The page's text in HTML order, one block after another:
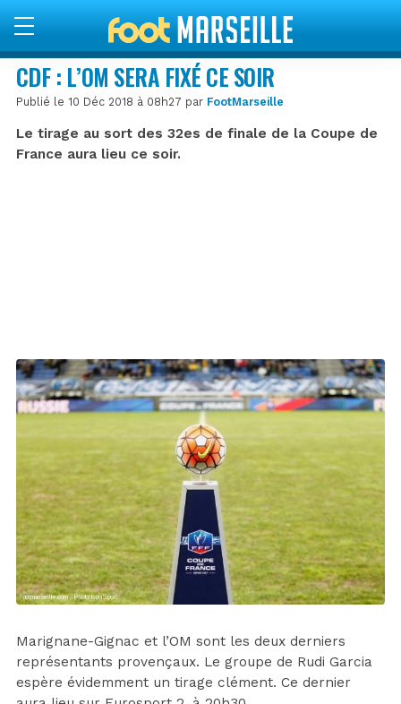
CDF : L’OM SERA FIXÉ CE SOIR
Publié le 10 Déc 2018 à 08h27 par FootMarseille
Le tirage au sort des 32es de finale de la Coupe de
France aura lieu ce soir.
Marignane-Gignac et l’OM sont les deux derniers
représentants provençaux. Le groupe de Rudi Garcia
espère évidemment un tirage clément. Ce dernier